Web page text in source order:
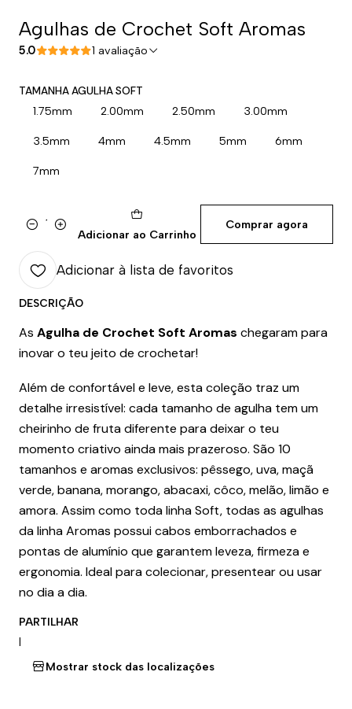
Agulhas de Crochet Soft Aromas
5.0 1 avaliação
TAMANHA AGULHA SOFT
1.75mm 2.00mm 2.50mm 3.00mm
3.5mm 4mm 4.5mm 5mm 6mm
7mm
QuantidadeAdicionar ao Carrinho
Comprar agora
Adicionar à lista de favoritos
DESCRIÇÃO
As Agulha de Crochet Soft Aromas chegaram para
inovar o teu jeito de crochetar!
Além de confortável e leve, esta coleção traz um
detalhe irresistível: cada tamanho de agulha tem um
cheirinho de fruta diferente para deixar o teu
momento criativo ainda mais prazeroso. São 10
tamanhos e aromas exclusivos: pêssego, uva, maçã
verde, banana, morango, abacaxi, côco, melão, limão e
amora. Assim como toda linha Soft, todas as agulhas
da linha Aromas possui cabos emborrachados e
pontas de alumínio que garantem leveza, firmeza e
ergonomia. Ideal para colecionar, presentear ou usar
no dia a dia.
PARTILHAR
|
Mostrar stock das localizações